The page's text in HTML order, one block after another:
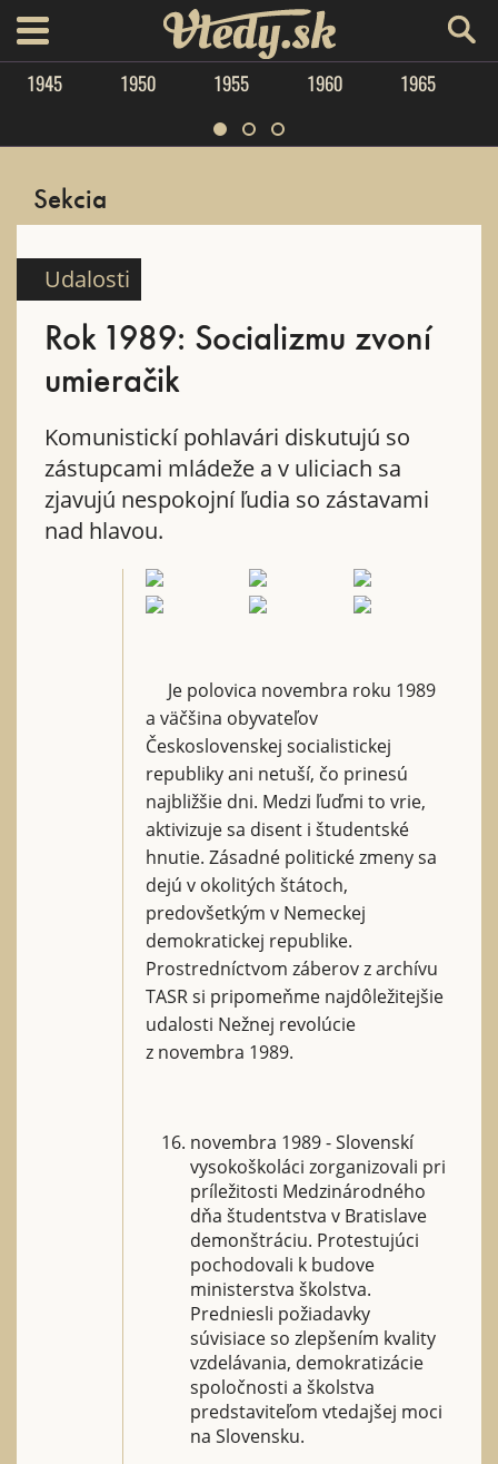
menu Vtedy.sk
1945 1950 1955 1960 1965
Sekcia
Udalosti
Rok 1989: Socializmu zvoní
umieračik
Komunistickí pohlavári diskutujú so
zástupcami mládeže a v uliciach sa
zjavujú nespokojní ľudia so zástavami
nad hlavou.
Je polovica novembra roku 1989
a väčšina obyvateľov
Československej socialistickej
republiky ani netuší, čo prinesú
najbližšie dni. Medzi ľuďmi to vrie,
aktivizuje sa disent i študentské
hnutie. Zásadné politické zmeny sa
dejú v okolitých štátoch,
predovšetkým v Nemeckej
demokratickej republike.
Prostredníctvom záberov z archívu
TASR si pripomeňme najdôležitejšie
udalosti Nežnej revolúcie
z novembra 1989.
novembra 1989 - Slovenskí
vysokoškoláci zorganizovali pri
príležitosti Medzinárodného
dňa študentstva v Bratislave
demonštráciu. Protestujúci
pochodovali k budove
ministerstva školstva.
Predniesli požiadavky
súvisiace so zlepšením kvality
vzdelávania, demokratizácie
spoločnosti a školstva
predstaviteľom vtedajšej moci
na Slovensku.